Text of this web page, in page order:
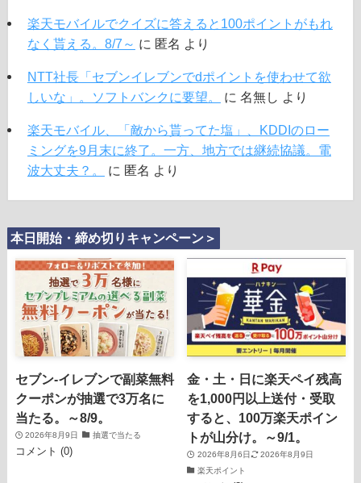
楽天モバイルでクイズに答えると100ポイントがもれ
なく貰える。8/7～ に 匿名 より
NTT社長「セブンイレブンでdポイントを使わせて欲
しいな」。ソフトバンクに要望。
に 名無し より
楽天モバイル、「敵から貰ってた塩」、KDDIのロー
ミングを9月末に終了。一方、地方では継続協議。電
波大丈夫？。
に 匿名 より
本日開始・締め切りキャンペーン＞
セブン‐イレブンで副菜無料
クーポンが抽選で3万名に
当たる。～8/9。
2026年8月9日 抽選で当たる
コメント (0)
金・土・日に楽天ペイ残高
を1,000円以上送付・受取
すると、100万楽天ポイン
トが山分け。～9/1。
2026年8月6日
2026年8月9日
楽天ポイント